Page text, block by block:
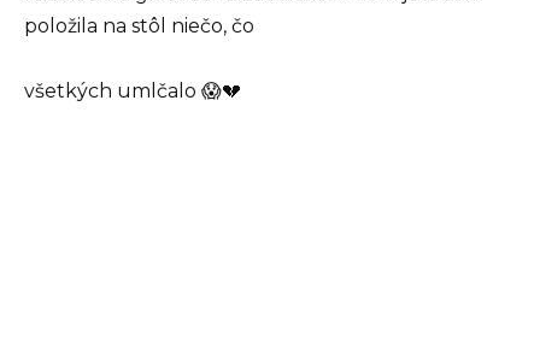
položila na stôl niečo, čo
všetkých umlčalo 😱💔